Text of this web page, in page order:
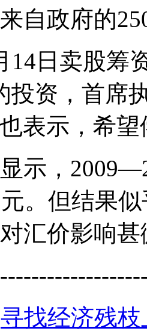
自政府的
日卖股筹资
投资，首席
表示，希
，
。但结果
汇价影响甚
寻找经济残